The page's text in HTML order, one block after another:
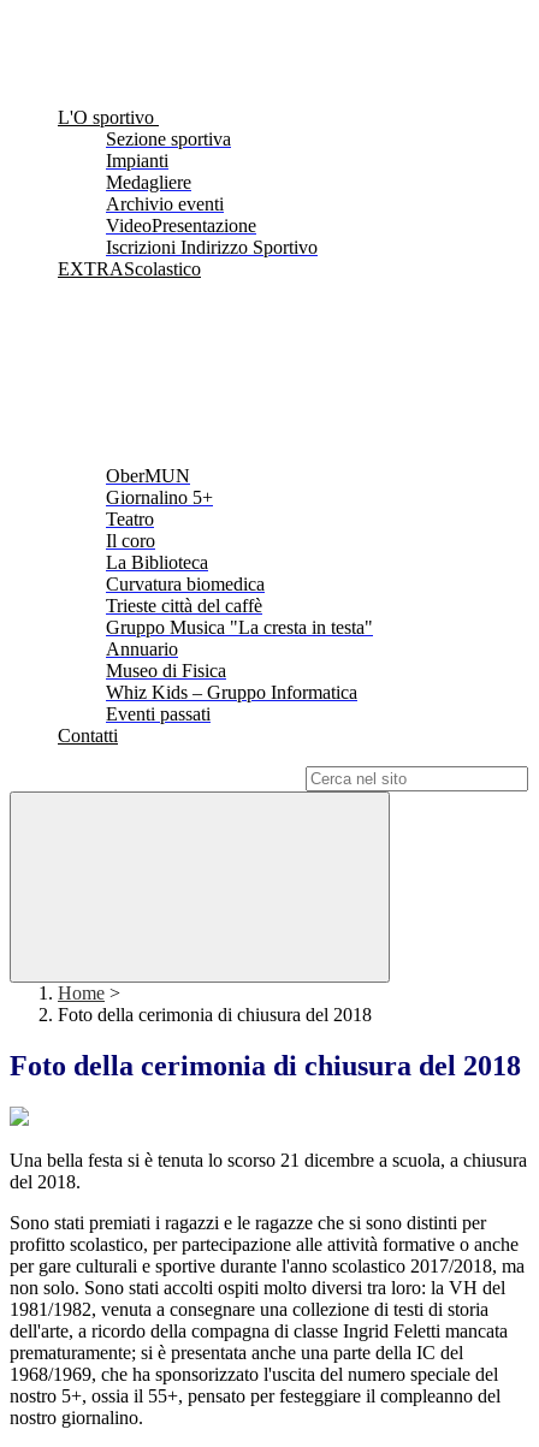
L'O sportivo
Sezione sportiva
Impianti
Medagliere
Archivio eventi
VideoPresentazione
Iscrizioni Indirizzo Sportivo
EXTRAScolastico
OberMUN
Giornalino 5+
Teatro
Il coro
La Biblioteca
Curvatura biomedica
Trieste città del caffè
Gruppo Musica "La cresta in testa"
Annuario
Museo di Fisica
Whiz Kids – Gruppo Informatica
Eventi passati
Contatti
Home >
Foto della cerimonia di chiusura del 2018
Foto della cerimonia di chiusura del 2018
Una bella festa si è tenuta lo scorso 21 dicembre a scuola, a chiusura
del 2018.
Sono stati premiati i ragazzi e le ragazze che si sono distinti per
profitto scolastico, per partecipazione alle attività formative o anche
per gare culturali e sportive durante l'anno scolastico 2017/2018, ma
non solo. Sono stati accolti ospiti molto diversi tra loro: la VH del
1981/1982, venuta a consegnare una collezione di testi di storia
dell'arte, a ricordo della compagna di classe Ingrid Feletti mancata
prematuramente; si è presentata anche una parte della IC del
1968/1969, che ha sponsorizzato l'uscita del numero speciale del
nostro 5+, ossia il 55+, pensato per festeggiare il compleanno del
nostro giornalino.